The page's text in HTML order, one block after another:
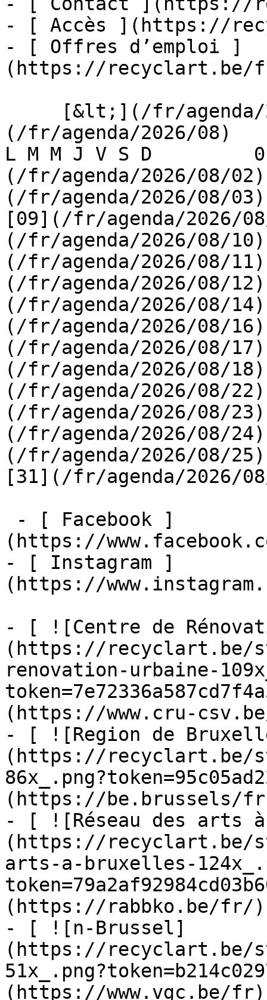
- [ Accès ](https://
- [ Offres d’emploi ]
(https://recyclart.be/
(/fr/agenda/2026/08)
L M M J V S D
(/fr/agenda/2026/08/
(/fr/agenda/2026/08/
[09](/fr/agenda/2026/
(/fr/agenda/2026/08/
(/fr/agenda/2026/08/
(/fr/agenda/2026/08/
(/fr/agenda/2026/08/
(/fr/agenda/2026/08/
(/fr/agenda/2026/08/
(/fr/agenda/2026/08/
(/fr/agenda/2026/08/
(/fr/agenda/2026/08/
(/fr/agenda/2026/08/
(/fr/agenda/2026/08/
[31](/fr/agenda/
(https://
- [ Instagram ]
(https://
- [ ![Centre de
(https://recyclart.be/
renovation-urbaine-
(https://www.cru-
- [ ![Region de
(https://recyclart.be/
(https://be.brussels/
- [ ![Réseau des arts
(https://recyclart.be/
arts-a-bruxelles-
(https://rabbko.be/fr/)
- [ ![n-Brussel]
(https://recyclart.be/
(https://www.vgc.be/fr)